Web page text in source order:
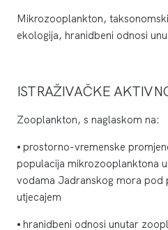
Mikrozooplankton,
ekologija, hranidbeni odnosi
ISTRAŽIVAČKE
Zooplankton, s naglaskom na:
⦁ prostorno-vremenske
populacija mikrozooplanktona
vodama Jadranskog mora pod
utjecajem
⦁ hranidbeni odnosi unutar